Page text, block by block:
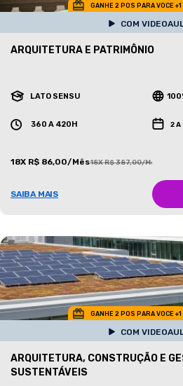
GANHE 2 POS PARA VOCE
COM
ARQUITETURA E PATRIMÔNIO
LATO SENSU
360 A 420H 2 A
18X R$ 86,00/Mês18X R$ 387,00/Mês
SAIBA MAIS
GANHE 2 POS PARA VOCE
COM
ARQUITETURA, CONSTRUÇÃO E
SUSTENTÁVEIS